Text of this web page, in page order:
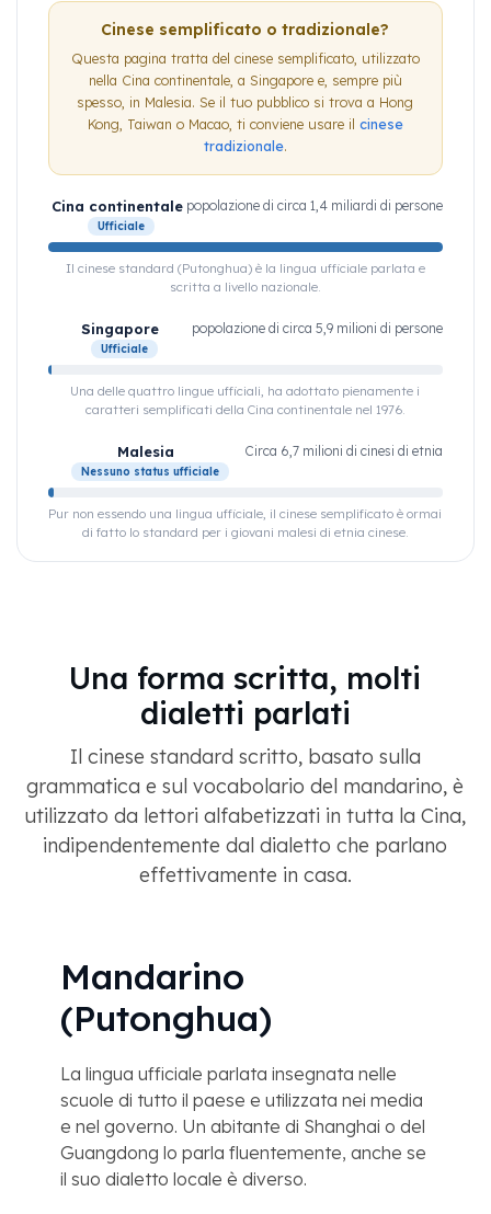
Cinese semplificato o tradizionale?
Questa pagina tratta del cinese semplificato, utilizzato
nella Cina continentale, a Singapore e, sempre più
spesso, in Malesia. Se il tuo pubblico si trova a Hong
Kong, Taiwan o Macao, ti conviene usare il cinese
tradizionale.
Cina continentale
Ufficiale
popolazione di circa 1,4 miliardi di persone
Il cinese standard (Putonghua) è la lingua ufficiale parlata e
scritta a livello nazionale.
Singapore
Ufficiale
popolazione di circa 5,9 milioni di persone
Una delle quattro lingue ufficiali, ha adottato pienamente i
caratteri semplificati della Cina continentale nel 1976.
Malesia
Nessuno status ufficiale
Circa 6,7 ​​milioni di cinesi di etnia
Pur non essendo una lingua ufficiale, il cinese semplificato è ormai
di fatto lo standard per i giovani malesi di etnia cinese.
Una forma scritta, molti
dialetti parlati
Il cinese standard scritto, basato sulla
grammatica e sul vocabolario del mandarino, è
utilizzato da lettori alfabetizzati in tutta la Cina,
indipendentemente dal dialetto che parlano
effettivamente in casa.
Mandarino
(Putonghua)
La lingua ufficiale parlata insegnata nelle
scuole di tutto il paese e utilizzata nei media
e nel governo. Un abitante di Shanghai o del
Guangdong lo parla fluentemente, anche se
il suo dialetto locale è diverso.